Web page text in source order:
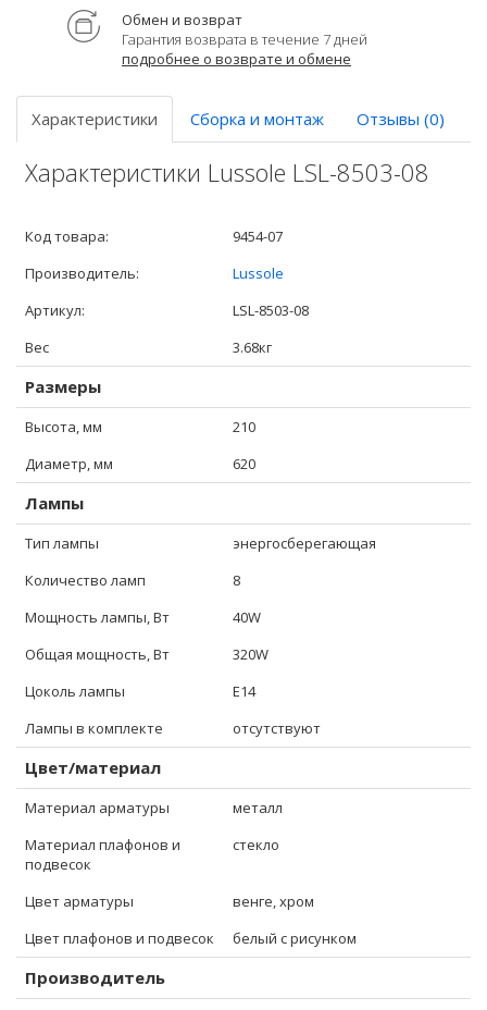
Обмен и возврат
Гарантия возврата в течение 7 дней
подробнее о возврате и обмене
Характеристики Сборка и монтаж Отзывы (0)
Характеристики Lussole LSL-8503-08
Код товара:
9454-07
Производитель:
Lussole
Артикул:
LSL-8503-08
Вес
3.68кг
Размеры
Высота, мм
210
Диаметр, мм
620
Лампы
Тип лампы
энергосберегающая
Количество ламп
8
Мощность лампы, Вт
40W
Общая мощность, Вт
320W
Цоколь лампы
E14
Лампы в комплекте
отсутствуют
Цвет/материал
Материал арматуры
металл
Материал плафонов и
подвесок
стекло
Цвет арматуры
венге, хром
Цвет плафонов и подвесок
белый с рисунком
Производитель